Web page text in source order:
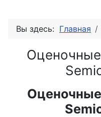
Вы здесь: Главная